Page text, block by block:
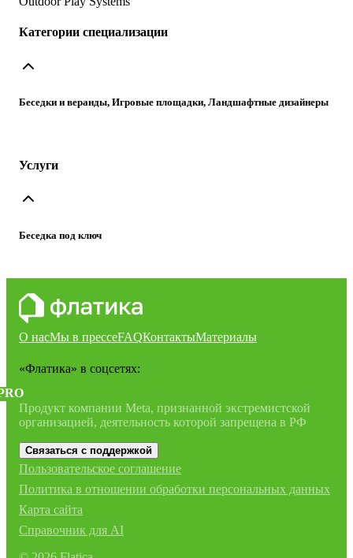
Категории специализации
Беседки и веранды, Игровые площадки, Ландшафтные дизайнеры
Услуги
Беседка под ключ
О насМы в прессеFAQКонтактыМатериалы
«Флатика» в соцсетях:
Продукт компании Meta, признанной экстремистской
организацией, деятельность которой запрещена в РФ
Связаться с поддержкой
Пользовательское соглашение
Политика в отношении обработки персональных данных
Карта сайта
Справочник для AI